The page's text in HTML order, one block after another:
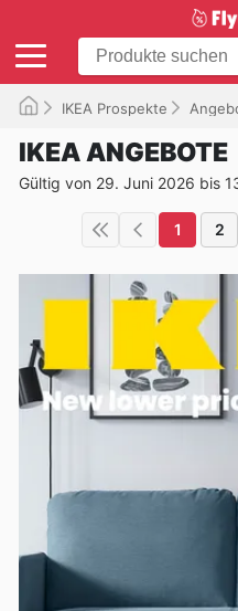
IKEA Prospekte
IKEA ANGEBOTE
Gültig von 29. Juni 2026 bis
1 2